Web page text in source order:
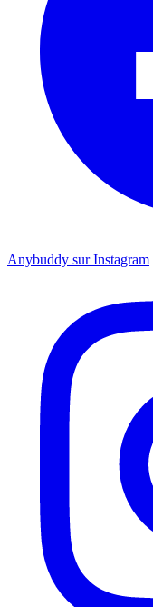
Anybuddy sur Instagram